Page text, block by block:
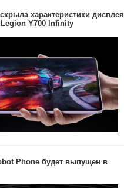
характеристики дисплея
Y700 Infinity
Phone будет выпущен в